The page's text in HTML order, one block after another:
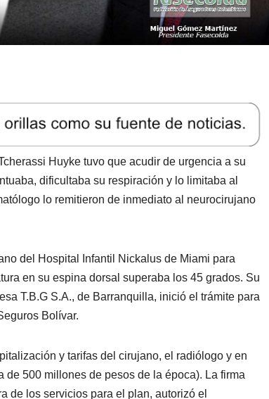
Huyke tuvo que acudir de urgencia a su
dificultaba su respiración y lo limitaba al
lo remitieron de inmediato al neurocirujano
del Hospital Infantil Nickalus de Miami para
en su espina dorsal superaba los 45 grados. Su
T.B.G S.A., de Barranquilla, inició el trámite para
Bolívar.
y tarifas del cirujano, el radiólogo y en
500 millones de pesos de la época). La firma
de los servicios para el plan, autorizó el